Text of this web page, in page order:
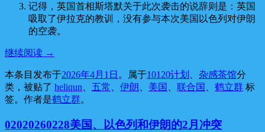
记得，英国首相斯塔默关于此次袭击的说辞则是：英国
吸取了伊拉克的教训，没有参与本次美国以色列对伊朗
的空袭。
继续阅读 →
本条目发布于2026年4月1日 。属于10120计划 杂感茶馆分
类，被贴了 heliqun 五常 伊朗 美国 联合国 鹤立群 标
签。 作者是鹤立群。
02020260228美国、以色列和伊朗的2月冲突